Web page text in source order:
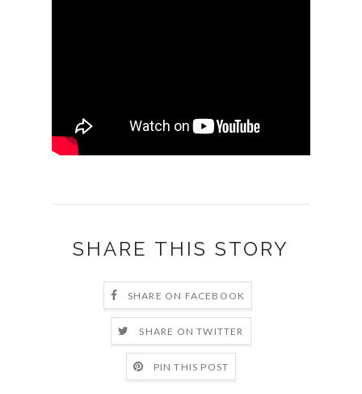
SHARE THIS STORY
SHARE ON FACEBOOK
SHARE ON TWITTER
PIN THIS POST